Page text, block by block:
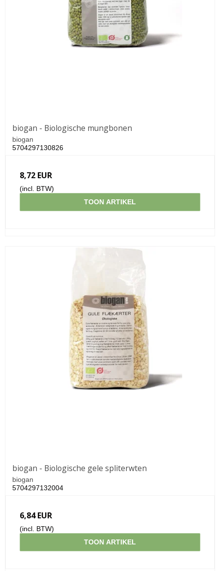
biogan - Biologische mungbonen
biogan
5704297130826
8,72 EUR
(incl. BTW)
TOON ARTIKEL
biogan - Biologische gele spliterwten
biogan
5704297132004
6,84 EUR
(incl. BTW)
TOON ARTIKEL